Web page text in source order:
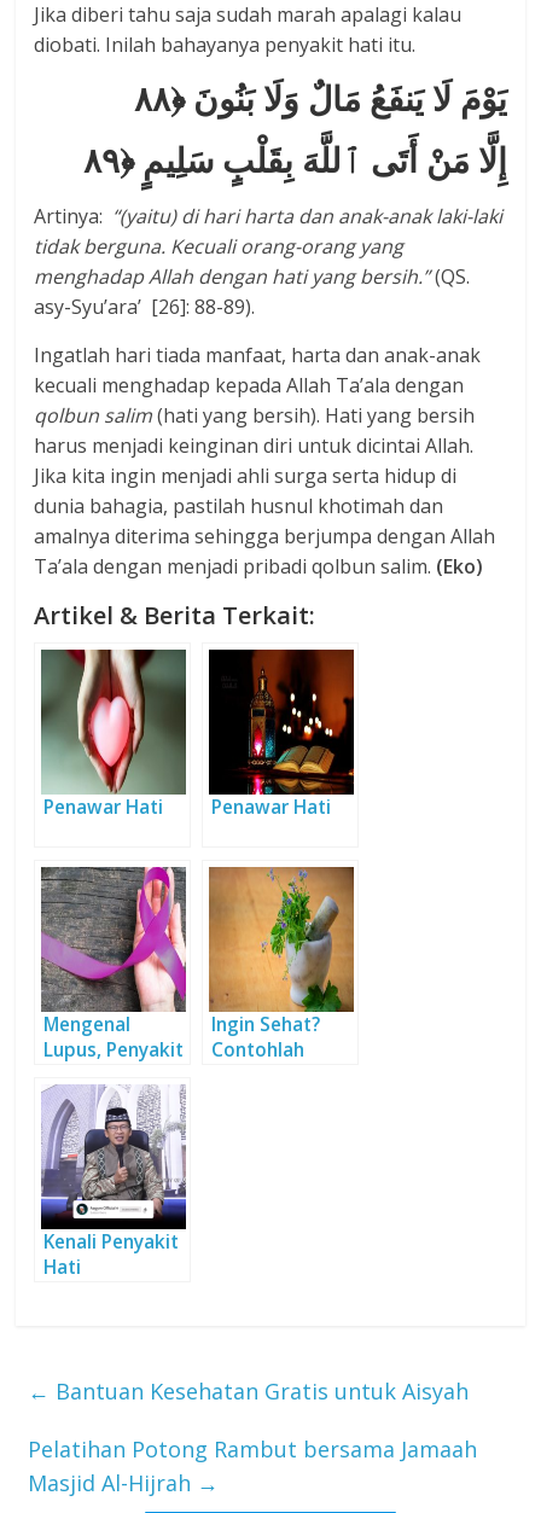
Jika diberi tahu saja sudah marah apalagi kalau
diobati. Inilah bahayanya penyakit hati itu.
يَوْمَ لَا يَنفَعُ مَالٌ وَلَا بَنُونَ ﴿٨٨
إِلَّا مَنْ أَتَى ٱللَّهَ بِقَلْبٍ سَلِيمٍ ﴿٨٩
Artinya: “(yaitu) di hari harta dan anak-anak laki-laki
tidak berguna. Kecuali orang-orang yang
menghadap Allah dengan hati yang bersih.”(QS.
asy-Syu’ara’ [26]: 88-89).
Ingatlah hari tiada manfaat, harta dan anak-anak
kecuali menghadap kepada Allah Ta’ala dengan
qolbun salim(hati yang bersih). Hati yang bersih
harus menjadi keinginan diri untuk dicintai Allah.
Jika kita ingin menjadi ahli surga serta hidup di
dunia bahagia, pastilah husnul khotimah dan
amalnya diterima sehingga berjumpa dengan Allah
Ta’ala dengan menjadi pribadi qolbun salim. (Eko)
Artikel & Berita Terkait:
Penawar Hati Penawar Hati
Mengenal
Lupus, Penyakit
Ingin Sehat?
Contohlah
Kenali Penyakit
Hati
← Bantuan Kesehatan Gratis untuk Aisyah
Pelatihan Potong Rambut bersama Jamaah
Masjid Al-Hijrah →